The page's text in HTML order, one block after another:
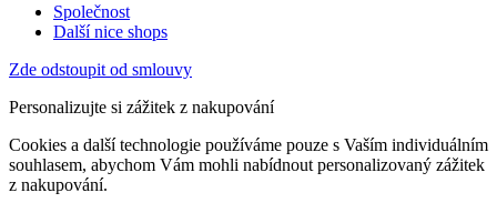
Společnost
Další nice shops
Zde odstoupit od smlouvy
Personalizujte si zážitek z nakupování
Cookies a další technologie používáme pouze s Vaším individuálním
souhlasem, abychom Vám mohli nabídnout personalizovaný zážitek
z nakupování.